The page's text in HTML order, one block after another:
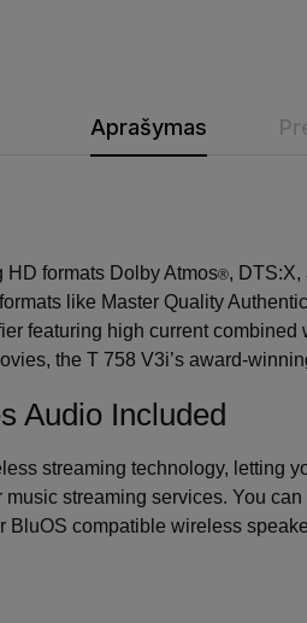
Aprašymas
HD formats Dolby Atmos®, DTS:X,
like Master Quality
featuring high current
the T 758 V3i’s award-
Audio Included
streaming technology, letting
music streaming services. You
compatible wireless